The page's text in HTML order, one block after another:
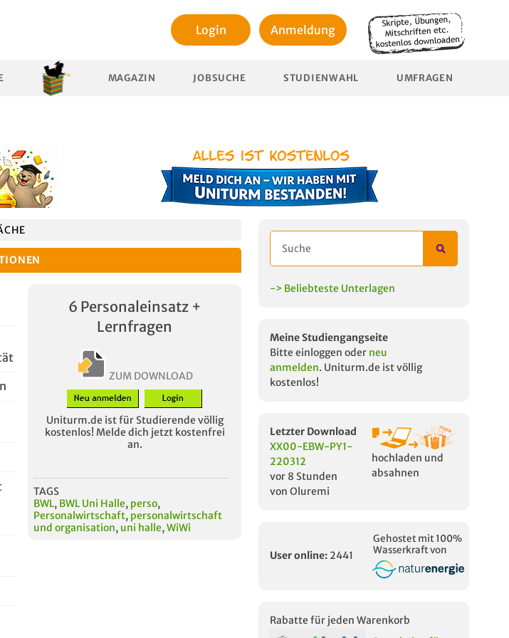
Login Anmeldung
MAGAZIN JOBSUCHE STUDIENWAHL UMFRAGEN
6 Personaleinsatz +
Lernfragen
ZUM DOWNLOAD
Uniturm.de ist für Studierende völlig
kostenlos! Melde dich jetzt kostenfrei
an.
TAGS
BWL, BWL Uni Halle, perso,
Personalwirtschaft, personalwirtschaft
und organisation, uni halle, WiWi
-> Beliebteste Unterlagen
Meine Studiengangseite
Bitte einloggen oder neu
anmelden. Uniturm.de ist völlig
kostenlos!
Letzter Download
XX00-EBW-PY1-
220312
vor 8 Stunden
von Oluremi
hochladen und
absahnen
User online: 2441
Gehostet mit 100%
Wasserkraft von
Rabatte für jeden Warenkorb